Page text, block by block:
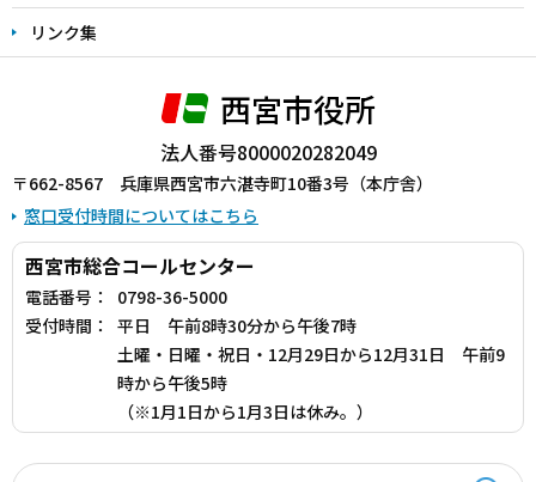
リンク集
西宮市役所
法人番号8000020282049
〒662-8567 兵庫県西宮市六湛寺町10番3号（本庁舎）
窓口受付時間についてはこちら
西宮市総合コールセンター
電話番号：
0798-36-5000
受付時間：
平日 午前8時30分から午後7時
土曜・日曜・祝日・12月29日から12月31日 午前9
時から午後5時
（※1月1日から1月3日は休み。）